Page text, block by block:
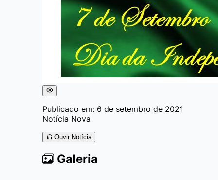
Publicado em: 6 de setembro de 2021
Notícia Nova
Ouvir Notícia
Galeria